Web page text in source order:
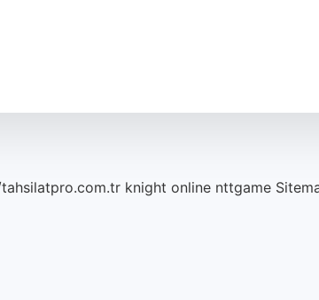
knight online nttgame